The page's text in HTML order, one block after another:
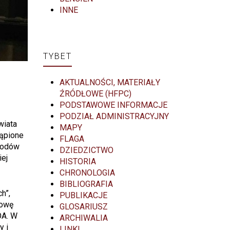
W
i
INNE
TYBET
AKTUALNOŚCI, MATERIAŁY
ŹRÓDŁOWE (HFPC)
PODSTAWOWE INFORMACJE
PODZIAŁ ADMINISTRACYJNY
MAPY
FLAGA
DZIEDZICTWO
HISTORIA
CHRONOLOGIA
BIBLIOGRAFIA
PUBLIKACJE
GLOSARIUSZ
ARCHIWALIA